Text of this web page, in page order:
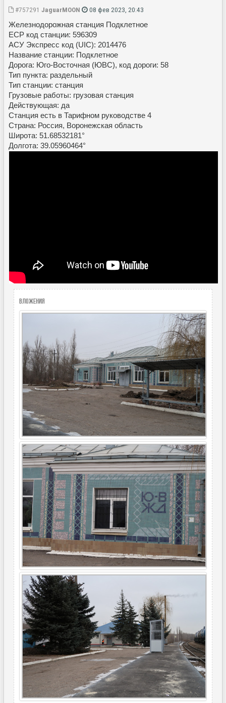
#757291 JaguarMOON 08 фев 2023, 20:43
Железнодорожная станция Подклетное
ЕСР код станции: 596309
АСУ Экспресс код (UIC): 2014476
Название станции: Подклетное
Дорога: Юго-Восточная (ЮВС), код дороги: 58
Тип пункта: раздельный
Тип станции: станция
Грузовые работы: грузовая станция
Действующая: да
Станция есть в Тарифном руководстве 4
Страна: Россия, Воронежская область
Широта: 51.68532181°
Долгота: 39.05960464°
Вложения